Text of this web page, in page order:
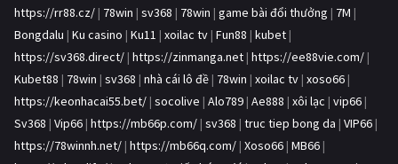
https://rr88.cz/ | 78win | sv368 | 78win | game bài đổi thưởng | 7M |
Bongdalu | Ku casino | Ku11 | xoilac tv | Fun88 | kubet |
https://sv368.direct/ | https://zinmanga.net | https://ee88vie.com/ |
Kubet88 | 78win | sv368 | nhà cái lô đề | 78win | xoilac tv | xoso66 |
https://keonhacai55.bet/ | socolive | Alo789 | Ae888 | xôi lạc | vip66 |
Sv368 | Vip66 | https://mb66p.com/ | sv368 | truc tiep bong da | VIP66 |
https://78winnh.net/ | https://mb66q.com/ | Xoso66 | MB66 |